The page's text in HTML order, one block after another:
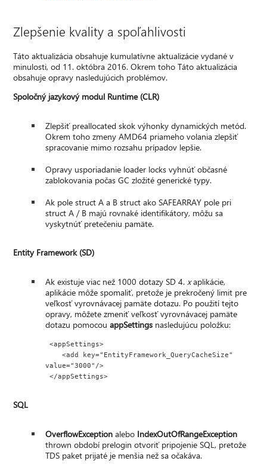
Zlepšenie kvality a spoľahlivosti
Táto aktualizácia obsahuje kumulatívne aktualizácie vydané v
minulosti, od 11. októbra 2016. Okrem toho Táto aktualizácia
obsahuje opravy nasledujúcich problémov.
Spoločný jazykový modul Runtime (CLR)
Zlepšiť preallocated skok výhonky dynamických metód.
Okrem toho zmeny AMD64 priameho volania zlepšiť
spracovanie mimo rozsahu prípadov lepšie.
Opravy usporiadanie loader locks vyhnúť občasné
zablokovania počas GC zložité generické typy.
Ak pole struct A a B struct ako SAFEARRAY pole pri
struct A / B majú rovnaké identifikátory, môžu sa
vyskytnúť pretečeniu pamäte.
Entity Framework (SD)
Ak existuje viac než 1000 dotazy SD 4. xaplikácie,
aplikácie môže spomaliť, pretože je prekročený limit pre
veľkosť vyrovnávacej pamäte dotazu. Po použití tejto
opravy, môžete zmeniť veľkosť vyrovnávacej pamäte
dotazu pomocouappSettings nasledujúcu položku:
<appSettings>
    <add key="EntityFramework_QueryCacheSize"
value="3000"/>
</appSettings>
SQL
OverflowException alebo IndexOutOfRangeException
thrown období prelogin otvoriť pripojenie SQL, pretože
TDS paket prijaté je menšia než sa očakáva.